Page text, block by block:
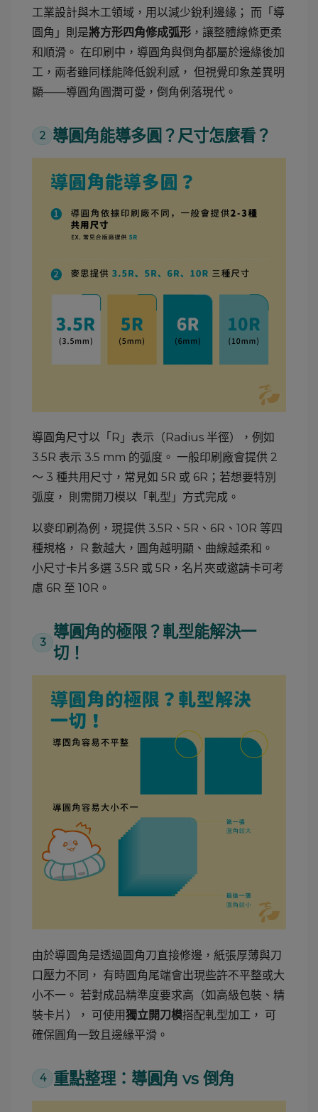
工業設計與木工領域，用以減少銳利邊緣； 而「導
圓角」則是將方形四角修成弧形 ，讓整體線條更柔
和順滑。 在印刷中，導圓角與倒角都屬於邊緣後加
工，兩者雖同樣能降低銳利感， 但視覺印象差異明
顯——導圓角圓潤可愛，倒角俐落現代。
2 導圓角能導多圓？尺寸怎麼看？
導圓角尺寸以「R」表示（Radius 半徑），例如
3.5R 表示 3.5 mm 的弧度。 一般印刷廠會提供 2
～ 3 種共用尺寸，常見如 5R 或 6R；若想要特別
弧度， 則需開刀模以「軋型」方式完成。
以麥印刷為例，現提供 3.5R、5R、6R、10R 等四
種規格， R 數越大，圓角越明顯、曲線越柔和。
小尺寸卡片多選 3.5R 或 5R，名片夾或邀請卡可考
慮 6R 至 10R。
3
導圓角的極限？軋型能解決一
切！
由於導圓角是透過圓角刀直接修邊，紙張厚薄與刀
口壓力不同， 有時圓角尾端會出現些許不平整或大
小不一。 若對成品精準度要求高（如高級包裝、精
裝卡片）， 可使用獨立開刀模搭配軋型加工， 可
確保圓角一致且邊緣平滑。
4 重點整理：導圓角 vs 倒角